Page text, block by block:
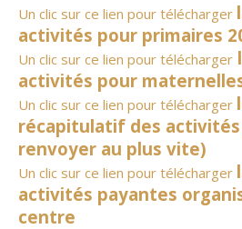
Un clic sur ce lien pour télécharger
activités pour primaires
Un clic sur ce lien pour télécharger
activités pour
Un clic sur ce lien pour télécharger
récapitulatif des activités
renvoyer au plus vite)
Un clic sur ce lien pour télécharger
activités payantes
centre